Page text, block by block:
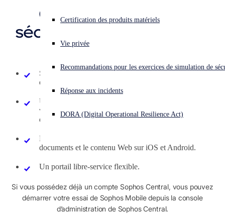
Vous subissez une cyberattaque ? Obtenez une aide immédiate.
Se connecter
Open language switcher
Certification des produits matériels
Vie privée
Recommandations pour les exercices de simulation de
Réponse aux incidents
DORA (Digital Operational Resilience Act)
Essai gratuit
Comment acheter
Obtenir nos prix
Gestion unifiée et
sécurisée des systèmes
d’extrémité
Sophos Central, avec Sophos Mobile, Endpoint, Server
et la sécurité réseau.
Une solution UEM complète vous permettant de gérer
vos appareils mobiles iOS, Android et Windows, en plus
de vos ordinateurs Windows 10 et macOS.
Des conteneurs Sophos pour la messagerie, les
documents et le contenu Web sur iOS et Android.
Un portail libre-service flexible.
Si vous possédez déjà un compte Sophos Central, vous pouvez
démarrer votre essai de Sophos Mobile depuis la console
d’administration de Sophos Central.